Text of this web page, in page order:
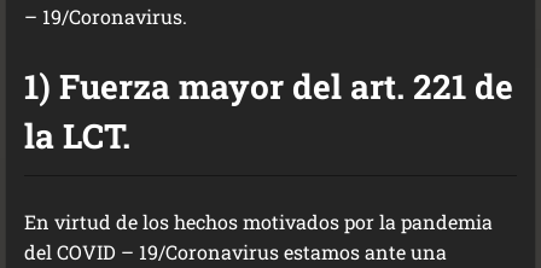
– 19/Coronavirus.
1) Fuerza mayor del art. 221 de
la LCT.
En virtud de los hechos motivados por la pandemia
del COVID – 19/Coronavirus estamos ante una